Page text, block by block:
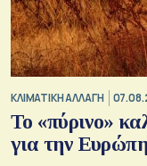
ΚΛΙΜΑΤΙΚΗ ΑΛΛΑΓΗ
Το «πύρινο»
για την Ευρώπη